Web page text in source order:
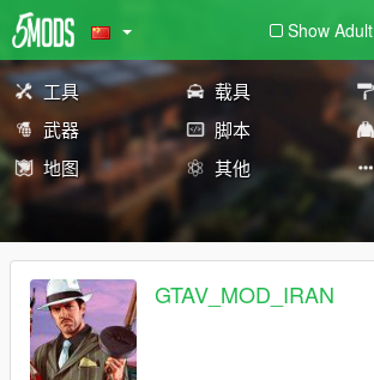
Show Adult
工具 载具
武器
脚本
地图
其他
GTAV_MOD_IRAN